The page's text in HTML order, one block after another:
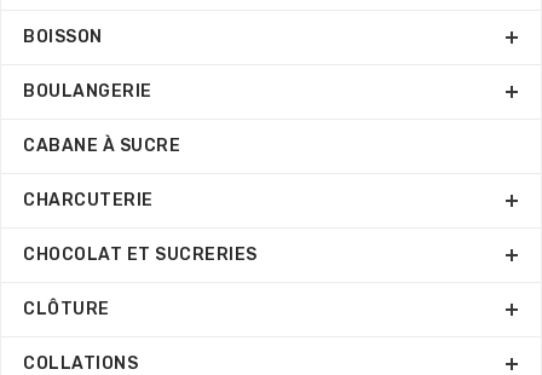
BOISSON
BOULANGERIE
CABANE À SUCRE
CHARCUTERIE
CHOCOLAT ET SUCRERIES
CLÔTURE
COLLATIONS